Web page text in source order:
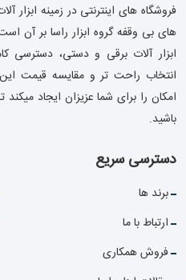
فروشگاه های اینترنتی در زمینه
های بی وقفه گروه ابزار راسا بر آن
ابزار آلات برقی و دستی، دسترسی
انتخاب راحت تر و مقایسه قیمت
امکان را برای شما عزیزان ایجاد میکند
باشید.
دسترسی سریع
برند ها
ارتباط با ما
فروش همکاری